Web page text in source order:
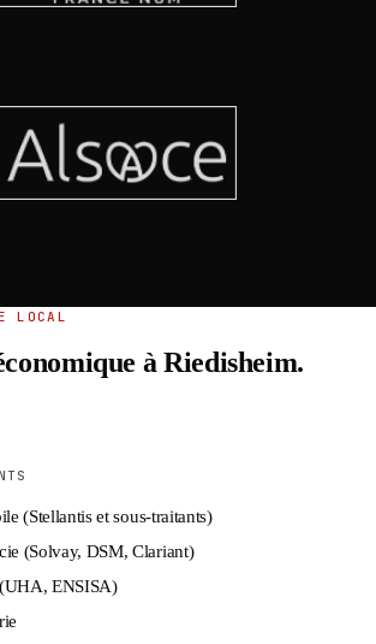
LOCAL
à Riedisheim.
(Stellantis et sous-traitants)
(Solvay, DSM, Clariant)
ENSISA)